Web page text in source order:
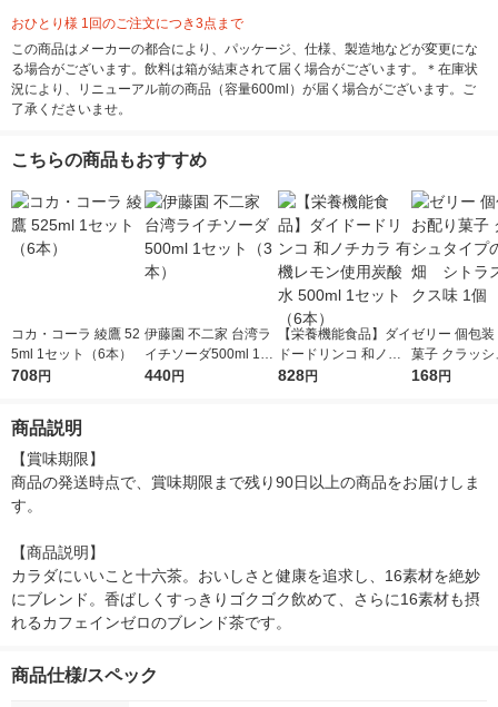
おひとり様 1回のご注文につき3点まで
この商品はメーカーの都合により、パッケージ、仕様、製造地などが変更にな
る場合がございます。飲料は箱が結束されて届く場合がございます。＊在庫状
況により、リニューアル前の商品（容量600ml）が届く場合がございます。ご
了承くださいませ。
こちらの商品もおすすめ
コカ・コーラ 綾鷹 52
5ml 1セット（6本）
708円
伊藤園 不二家 台湾ラ
イチソーダ500ml 1セ
ット（3本）
440円
【栄養機能食品】ダイ
ドードリンコ 和ノチ
カラ 有機レモン使用
828円
ゼリー 個包装
菓子 クラッシ
プの蒟蒻畑
168円
商品説明
【賞味期限】
商品の発送時点で、賞味期限まで残り90日以上の商品をお届けしま
す。
【商品説明】
カラダにいいこと十六茶。おいしさと健康を追求し、16素材を絶妙
にブレンド。香ばしくすっきりゴクゴク飲めて、さらに16素材も摂
れるカフェインゼロのブレンド茶です。
商品仕様/スペック